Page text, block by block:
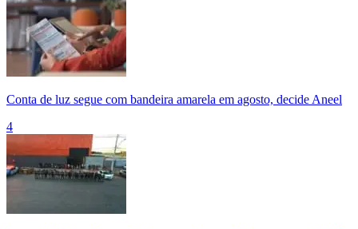
Conta de luz segue com bandeira amarela em agosto, decide Aneel
4